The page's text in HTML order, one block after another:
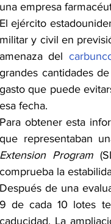
una empresa
El ejército
militar y civil en
amenaza del
grandes cantidades
gasto que puede
esa fecha.
Para obtener esta
que representaban
Extension Program
comprueba la
Después de una
9 de cada 10 lotes
caducidad. La